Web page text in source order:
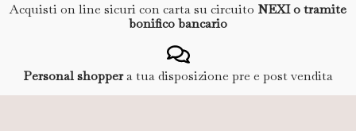
Acquisti on line sicuri con carta su circuito NEXI o tramite
bonifico bancario
Personal shoppera tua disposizione pre e post vendita